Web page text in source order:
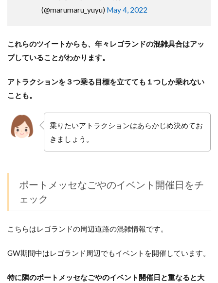
(@marumaru_yuyu) May 4, 2022
これらのツイートからも、年々レゴランドの混雑具合はアッ
プしていることがわかります。
アトラクションを３つ乗る目標を立てても１つしか乗れない
ことも。
乗りたいアトラクションはあらかじめ決めてお
きましょう。
ポートメッセなごやのイベント開催日をチ
ェック
こちらはレゴランドの周辺道路の混雑情報です。
GW期間中はレゴランド周辺でもイベントを開催しています。
特に隣のポートメッセなごやのイベント開催日と重なると大